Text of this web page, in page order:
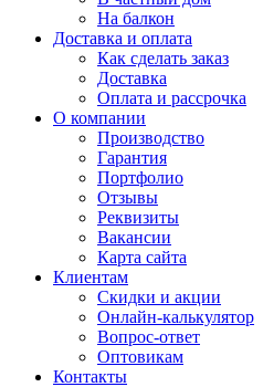
На балкон
Доставка и оплата
Как сделать заказ
Доставка
Оплата и рассрочка
О компании
Производство
Гарантия
Портфолио
Отзывы
Реквизиты
Вакансии
Карта сайта
Клиентам
Скидки и акции
Онлайн-калькулятор
Вопрос-ответ
Оптовикам
Контакты